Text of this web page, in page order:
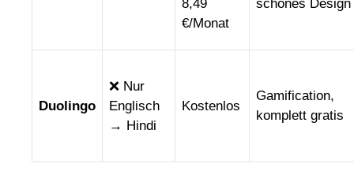
8,49
€/Monat
schönes Design
Duolingo
❌ Nur
Englisch
→ Hindi
Kostenlos
Gamification,
komplett gratis